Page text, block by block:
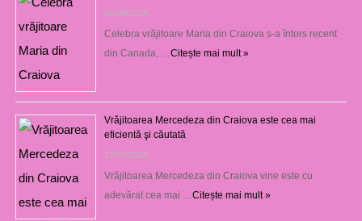
06/08/2026
Celebra vrăjitoare Maria din Craiova s-a întors recent
din Canada, … Citește mai mult »
Vrăjitoarea Mercedeza din Craiova este cea mai
eficientă şi căutată
27/07/2026
Vrăjitoarea Mercedeza din Craiova vine este cu
adevărat cea mai … Citește mai mult »